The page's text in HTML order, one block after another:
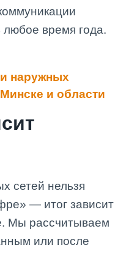
любое время года.
наружных
и области
сетей нельзя
— итог зависит
Мы рассчитываем
или после